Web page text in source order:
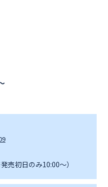
売初日のみ10:00～）